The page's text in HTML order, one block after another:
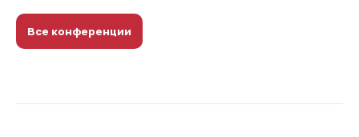
Все конференции